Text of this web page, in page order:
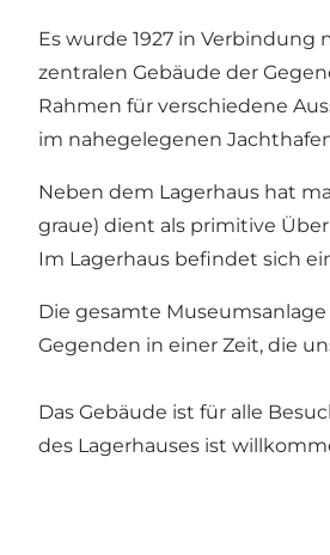
Es wurde 1927 in
zentralen Gebäude der
Rahmen für verschiedene
im nahegelegenen
Neben dem Lagerhaus hat
graue) dient als primitive
Im Lagerhaus befindet sich
Die gesamte
Gegenden in einer Zeit, die
Das Gebäude ist für alle
des Lagerhauses ist